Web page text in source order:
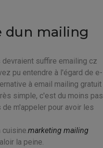
dun mailing
suffire emailing cz
pu entendre à l'égard de e-
à email mailing gratuit
simple, c'est du moins pas
m'appeler pour avoir les
marketing mailing
la peine.